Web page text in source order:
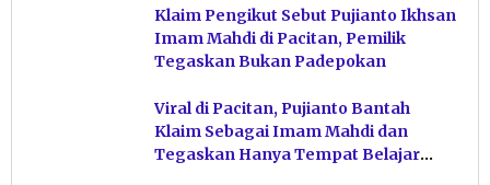
Klaim Pengikut Sebut Pujianto Ikhsan
Imam Mahdi di Pacitan, Pemilik
Tegaskan Bukan Padepokan
Viral di Pacitan, Pujianto Bantah
Klaim Sebagai Imam Mahdi dan
Tegaskan Hanya Tempat Belajar